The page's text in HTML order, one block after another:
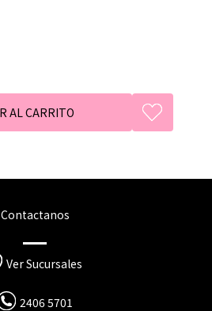
Contactanos
Ver Sucursales
2406 5701